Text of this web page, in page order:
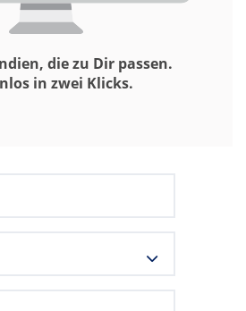
die zu Dir passen.
in zwei Klicks.